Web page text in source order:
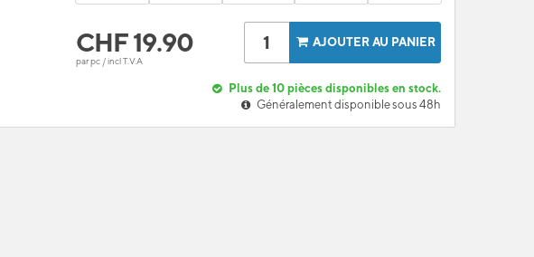
CHF19.90
par pc / incl T.V.A
AJOUTER AU PANIER
Plus de 10 pièces disponibles en stock.
Généralement disponible sous 48h